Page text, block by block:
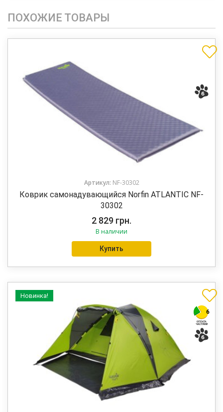
ПОХОЖИЕ ТОВАРЫ
Артикул: NF-30302
Коврик самонадувающийся Norfin ATLANTIC NF-
30302
2 829 грн.
В наличии
Купить
Новинка!